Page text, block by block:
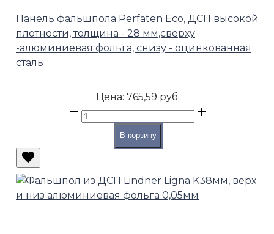
Панель фальшпола Perfaten Eco, ДСП высокой
плотности, толщина - 28 мм,сверху
-алюминиевая фольга, снизу - оцинкованная
сталь
Цена: 765,59 руб.
В корзину